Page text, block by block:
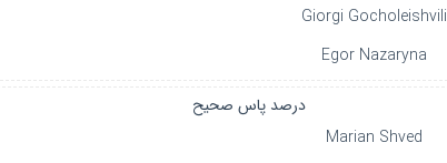
Giorgi Gocholeishvili
Egor Nazaryna
درصد پاس صحیح
Marian Shved